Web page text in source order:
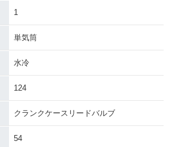
ラーチェンジ
ラーチェンジ
イナーチェンジ
1
単気筒
水冷
124
クランクケースリードバルブ
54